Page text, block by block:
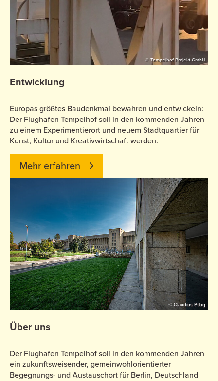
© Tempelhof Projekt GmbH
Entwicklung
Europas größtes Baudenkmal bewahren und entwickeln:
Der Flughafen Tempelhof soll in den kommenden Jahren
zu einem Experimentierort und neuem Stadtquartier für
Kunst, Kultur und Kreativwirtschaft werden.
Mehr erfahren
© Claudius Pflug
Über uns
Der Flughafen Tempelhof soll in den kommenden Jahren
ein zukunftsweisender, gemeinwohlorientierter
Begegnungs- und Austauschort für Berlin, Deutschland